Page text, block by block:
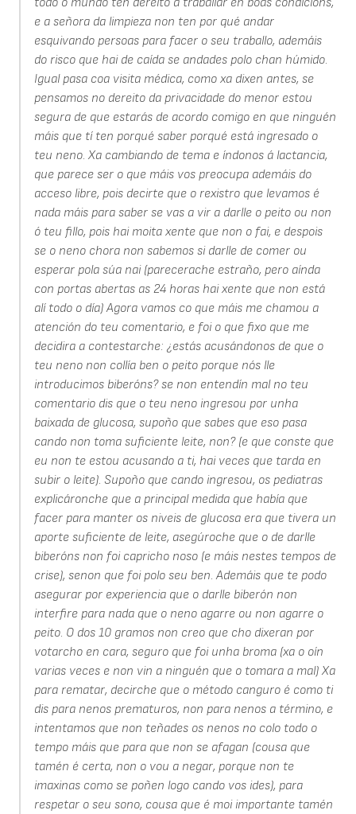
e a señora da limpieza non ten por qué andar
esquivando persoas para facer o seu traballo, ademáis
do risco que hai de caída se andades polo chan húmido.
Igual pasa coa visita médica, como xa dixen antes, se
pensamos no dereito da privacidade do menor estou
segura de que estarás de acordo comigo en que ninguén
máis que tí ten porqué saber porqué está ingresado o
teu neno. Xa cambiando de tema e índonos á lactancia,
que parece ser o que máis vos preocupa ademáis do
acceso libre, pois decirte que o rexistro que levamos é
nada máis para saber se vas a vir a darlle o peito ou non
ó teu fillo, pois hai moita xente que non o fai, e despois
se o neno chora non sabemos si darlle de comer ou
esperar pola súa nai (parecerache estraño, pero aínda
con portas abertas as 24 horas hai xente que non está
alí todo o día) Agora vamos co que máis me chamou a
atención do teu comentario, e foi o que fixo que me
decidira a contestarche: ¿estás acusándonos de que o
teu neno non collía ben o peito porque nós lle
introducimos biberóns? se non entendín mal no teu
comentario dis que o teu neno ingresou por unha
baixada de glucosa, supoño que sabes que eso pasa
cando non toma suficiente leite, non? (e que conste que
eu non te estou acusando a ti, hai veces que tarda en
subir o leite). Supoño que cando ingresou, os pediatras
explicáronche que a principal medida que había que
facer para manter os niveis de glucosa era que tivera un
aporte suficiente de leite, asegúroche que o de darlle
biberóns non foi capricho noso (e máis nestes tempos de
crise), senon que foi polo seu ben. Ademáis que te podo
asegurar por experiencia que o darlle biberón non
interfire para nada que o neno agarre ou non agarre o
peito. O dos 10 gramos non creo que cho dixeran por
votarcho en cara, seguro que foi unha broma (xa o oín
varias veces e non vin a ninguén que o tomara a mal) Xa
para rematar, decirche que o método canguro é como ti
dis para nenos prematuros, non para nenos a término, e
intentamos que non teñades os nenos no colo todo o
tempo máis que para que non se afagan (cousa que
tamén é certa, non o vou a negar, porque non te
imaxinas como se poñen logo cando vos ides), para
respetar o seu sono, cousa que é moi importante tamén